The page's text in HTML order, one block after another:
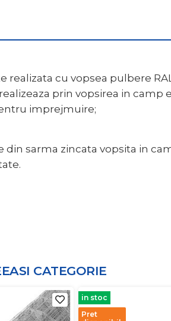
realizata cu vopsea pulbere
prin vopsirea in
imprejmuire;
din sarma zincata vopsita in
CATEGORIE
in stoc
Pret